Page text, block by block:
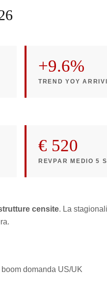
+9.6%
TREND YOY ARRIVI
€ 520
REVPAR MEDIO 5
censite. La
domanda US/UK